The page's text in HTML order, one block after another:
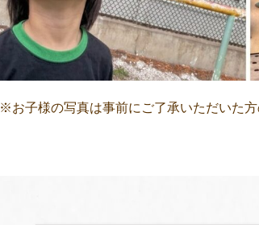
※お子様の写真は事前にご了承いただいた方